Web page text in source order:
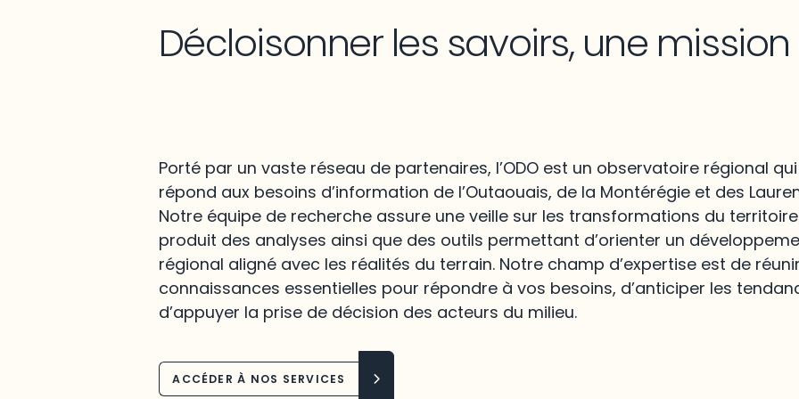
Décloisonner les savoirs, une
Porté par un vaste réseau de partenaires, l’ODO est un observatoire régional qui
répond aux besoins d’information de l’Outaouais, de la Montérégie et des
Notre équipe de recherche assure une veille sur les transformations du
produit des analyses ainsi que des outils permettant d’orienter un
régional aligné avec les réalités du terrain. Notre champ d’expertise est de
connaissances essentielles pour répondre à vos besoins, d’anticiper les
d’appuyer la prise de décision des acteurs du milieu.
ACCÉDER À NOS SERVICES